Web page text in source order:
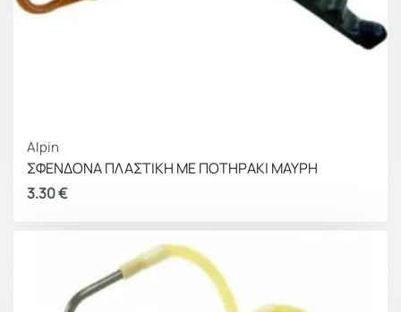
Alpin
ΣΦΕΝΔΟΝΑ ΠΛΑΣΤΙΚΗ ΜΕ ΠΟΤΗΡΑΚΙ ΜΑΥΡΗ
3.30€